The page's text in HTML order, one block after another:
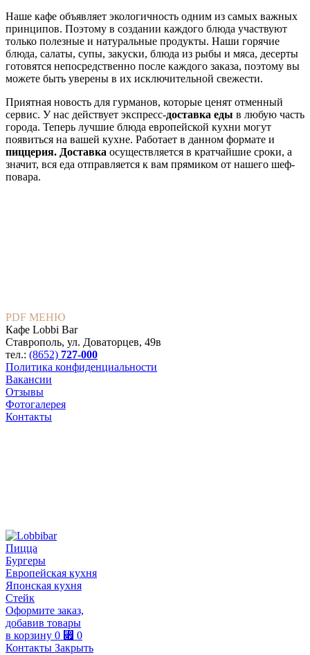
Наше кафе объявляет экологичность одним из самых важных
принципов. Поэтому в создании каждого блюда участвуют
только полезные и натуральные продукты. Наши горячие
блюда, салаты, супы, закуски, блюда из рыбы и мяса, десерты
готовятся непосредственно после каждого заказа, поэтому вы
можете быть уверены в их исключительной свежести.
Приятная новость для гурманов, которые ценят отменный
сервис. У нас действует экспресс-доставка еды в любую часть
города. Теперь лучшие блюда европейской кухни могут
появиться на вашей кухне. Работает в данном формате и
пиццерия. Доставка осуществляется в кратчайшие сроки, а
значит, вся еда отправляется к вам прямиком от нашего шеф-
повара.
PDF МЕНЮ
Кафе Lobbi Bar
Ставрополь, ул. Доваторцев, 49в
тел.: (8652) 727-000
Политика конфиденциальности
Вакансии
Отзывы
Фотогалерея
Контакты
Пицца
Бургеры
Европейская кухня
Японская кухня
Стейк
Оформите заказ,
добавив товары
в корзину 0 ⃏ 0
Контакты Закрыть